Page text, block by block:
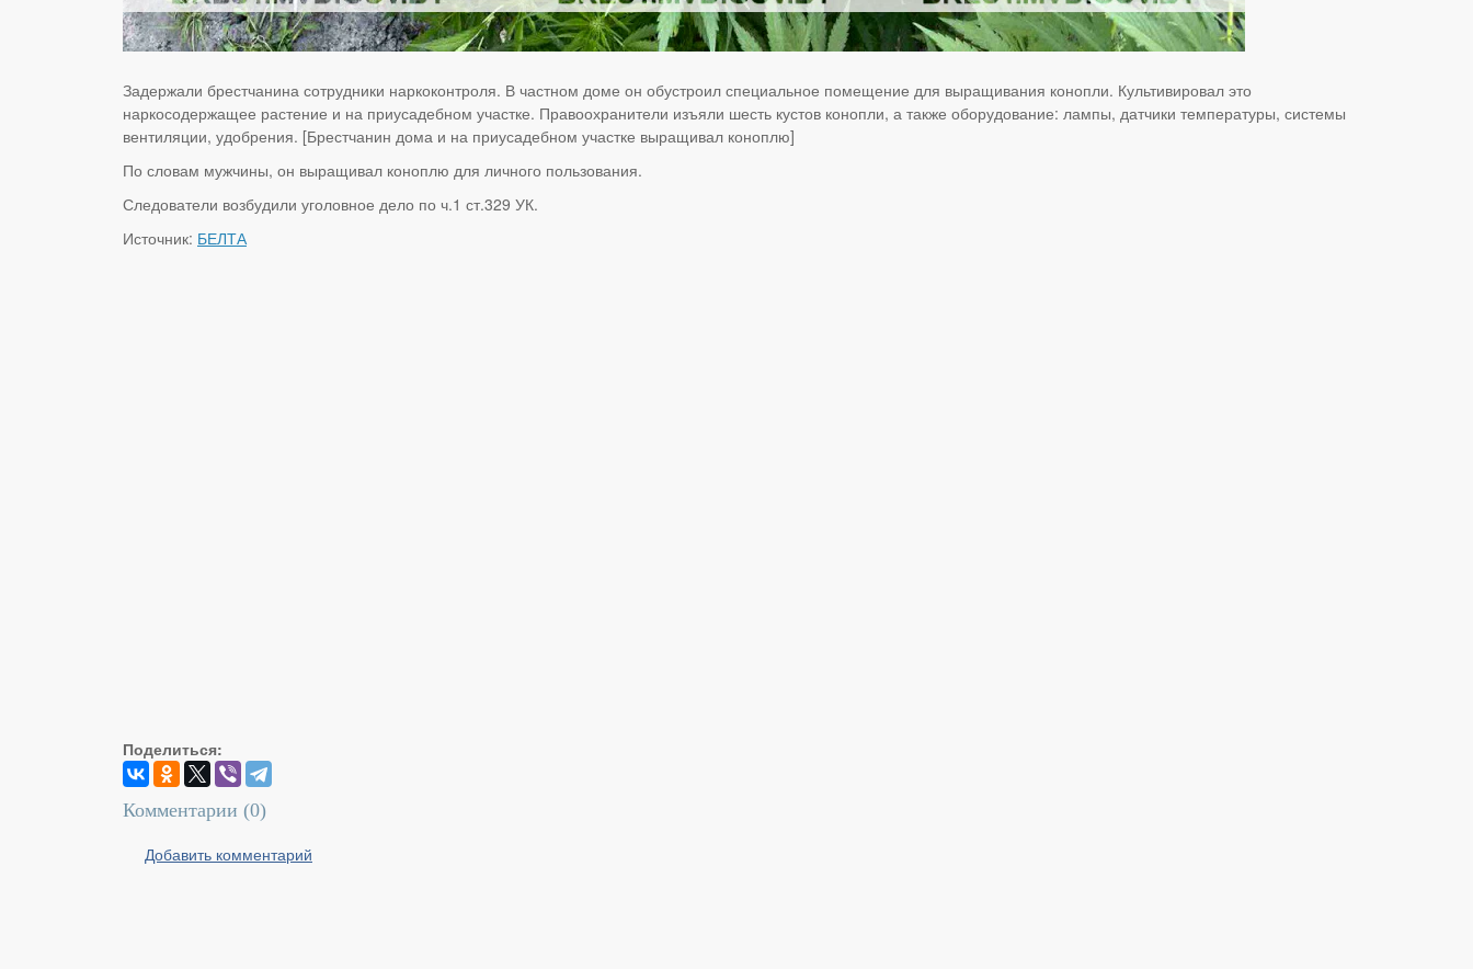
Задержали брестчанина сотрудники наркоконтроля. В частном доме он обустроил специальное помещение для выращивания конопли. Культивировал это
наркосодержащее растение и на приусадебном участке. Правоохранители изъяли шесть кустов конопли, а также оборудование: лампы, датчики температуры, системы
вентиляции, удобрения. [Брестчанин дома и на приусадебном участке выращивал коноплю]
По словам мужчины, он выращивал коноплю для личного пользования.
Следователи возбудили уголовное дело по ч.1 ст.329 УК.
Источник: БЕЛТА
Поделиться:
Комментарии (0)
Добавить комментарий